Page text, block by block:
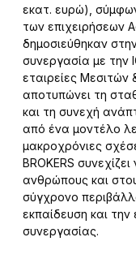
εκατ. ευρώ),
των επιχειρήσεων
δημοσιεύθηκαν
συνεργασία με την
εταιρείες
αποτυπώνει τη
και τη συνεχή
από ένα μοντέλο
μακροχρόνιες
BROKERS
ανθρώπους και
σύγχρονο
εκπαίδευση και την
συνεργασίας.